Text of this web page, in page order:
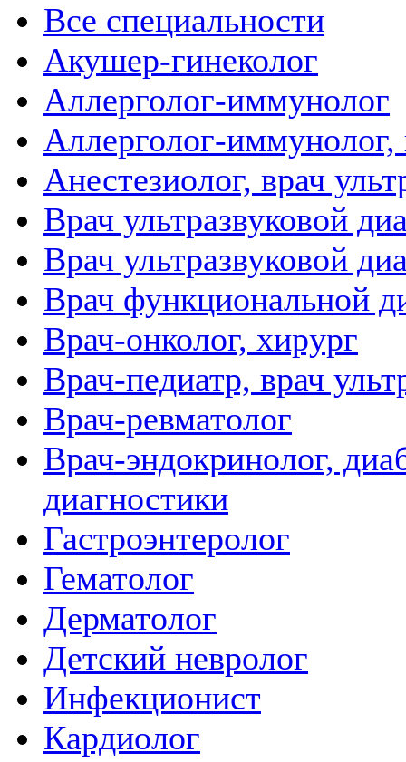
Все специальности
Акушер-гинеколог
Аллерголог-иммунолог
Аллерголог-иммунолог,
Анестезиолог, врач
Врач ультразвуковой
Врач ультразвуковой
Врач функциональной
Врач-онколог, хирург
Врач-педиатр, врач
Врач-ревматолог
Врач-эндокринолог,
диагностики
Гастроэнтеролог
Гематолог
Дерматолог
Детский невролог
Инфекционист
Кардиолог